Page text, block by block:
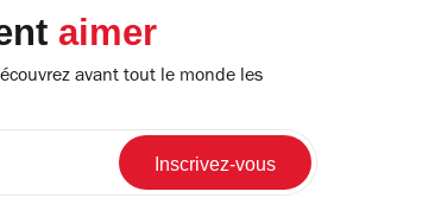
aimer
avant tout le monde les